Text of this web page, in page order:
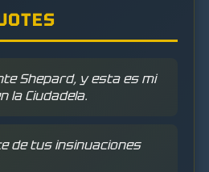
Shepard, y esta es mi
la Ciudadela.
de tus insinuaciones